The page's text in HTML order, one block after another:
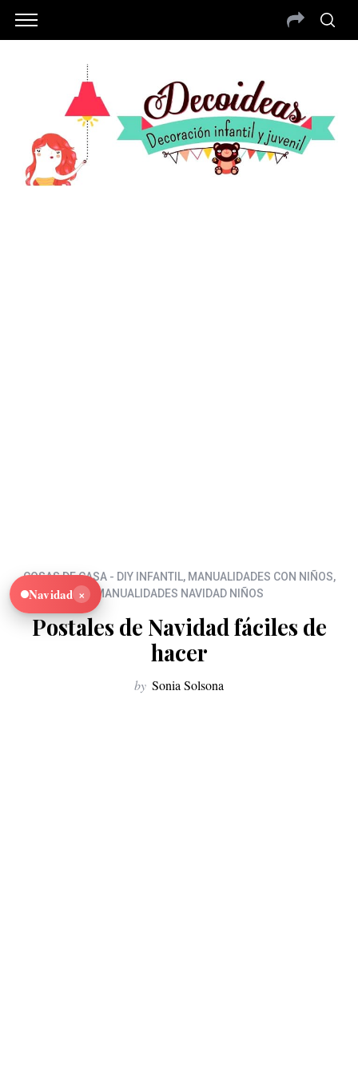
COSAS DE CASA - DIY INFANTIL, MANUALIDADES CON NIÑOS,
MANUALIDADES NAVIDAD NIÑOS
Postales de Navidad fáciles de
hacer
by Sonia Solsona
Navidad ×